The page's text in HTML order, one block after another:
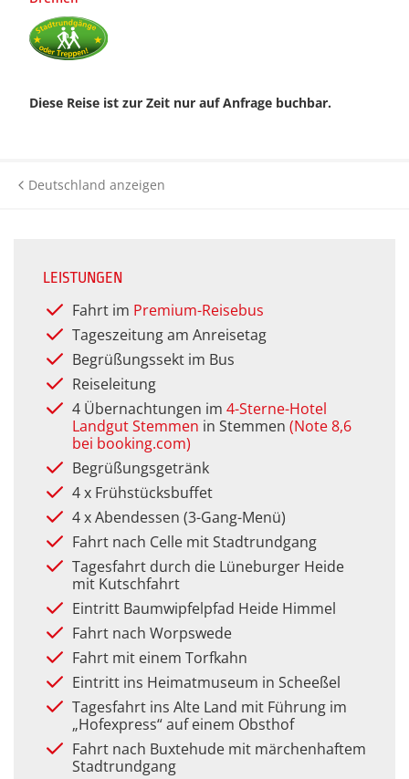
Kurreisen
Veranstaltungen
Urlaubsreisen
Verwöhnurlaub
Premium Plus BistroBus-
Reisen
Rundreisen (Premium)
Urlaubsreisen (Premium)
Historie
Anfahrt
Kontakt
Gutscheinbestellung
Diese Reise ist zur Zeit nur auf Anfrage buchbar.
Deutschland anzeigen
LEISTUNGEN
Fahrt im Premium-Reisebus
Tageszeitung am Anreisetag
Begrüßungssekt im Bus
Reiseleitung
4 Übernachtungen im 4-Sterne-Hotel
Landgut Stemmen in Stemmen (Note 8,6
bei booking.com)
Begrüßungsgetränk
4 x Frühstücksbuffet
4 x Abendessen (3-Gang-Menü)
Fahrt nach Celle mit Stadtrundgang
Tagesfahrt durch die Lüneburger Heide
mit Kutschfahrt
Eintritt Baumwipfelpfad Heide Himmel
Fahrt nach Worpswede
Fahrt mit einem Torfkahn
Eintritt ins Heimatmuseum in Scheeßel
Tagesfahrt ins Alte Land mit Führung im
„Hofexpress“ auf einem Obsthof
Fahrt nach Buxtehude mit märchenhaftem
Stadtrundgang